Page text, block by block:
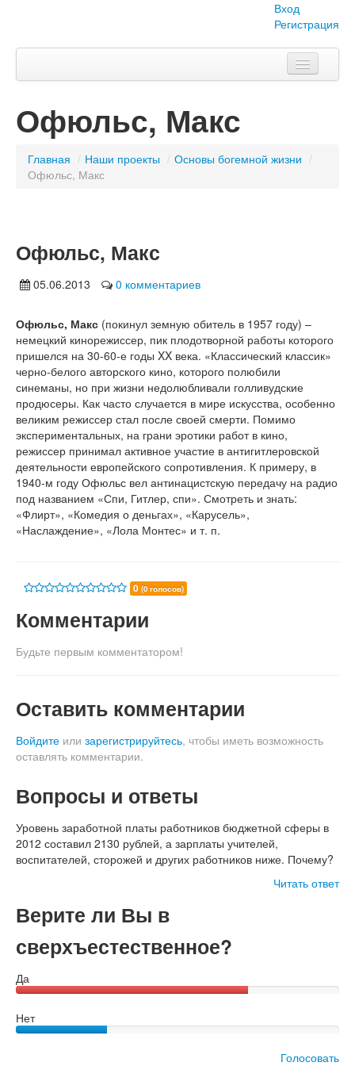
Вход
Регистрация
Тема номера
Объявления
Наши проекты
Вопросы-ответы
О нас
Офюльс, Макс
Главная / Наши проекты / Основы богемной жизни /
Офюльс, Макс
Офюльс, Макс
05.06.2013 0 комментариев
Офюльс, Макс (покинул земную обитель в 1957 году) –
немецкий кинорежиссер, пик плодотворной работы которого
пришелся на 30-60-е годы XX века. «Классический классик»
черно-белого авторского кино, которого полюбили
синеманы, но при жизни недолюбливали голливудские
продюсеры. Как часто случается в мире искусства, особенно
великим режиссер стал после своей смерти. Помимо
экспериментальных, на грани эротики работ в кино,
режиссер принимал активное участие в антигитлеровской
деятельности европейского сопротивления. К примеру, в
1940-м году Офюльс вел антинацистскую передачу на радио
под названием «Спи, Гитлер, спи». Смотреть и знать:
«Флирт», «Комедия о деньгах», «Карусель»,
«Наслаждение», «Лола Монтес» и т. п.
0 (0 голосов)
Комментарии
Будьте первым комментатором!
Оставить комментарии
Войдите или зарегистрируйтесь, чтобы иметь возможность
оставлять комментарии.
Вопросы и ответы
Уровень заработной платы работников бюджетной сферы в
2012 составил 2130 рублей, а зарплаты учителей,
воспитателей, сторожей и других работников ниже. Почему?
Читать ответ
Верите ли Вы в
сверхъестественное?
Да
Нет
Голосовать